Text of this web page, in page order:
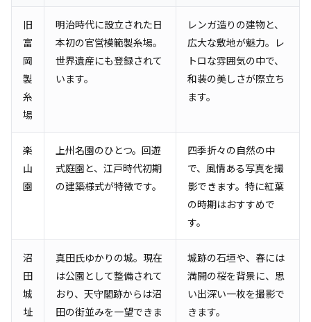
旧
富
岡
製
糸
場
明治時代に設立された日
本初の官営模範製糸場。
世界遺産にも登録されて
います。
レンガ造りの建物と、
広大な敷地が魅力。レ
トロな雰囲気の中で、
和装の美しさが際立ち
ます。
楽
山
園
上州名園のひとつ。回遊
式庭園と、江戸時代初期
の建築様式が特徴です。
四季折々の自然の中
で、風情ある写真を撮
影できます。特に紅葉
の時期はおすすめで
す。
沼
田
城
址
真田氏ゆかりの城。現在
は公園として整備されて
おり、天守閣跡からは沼
田の街並みを一望できま
城跡の石垣や、春には
満開の桜を背景に、思
い出深い一枚を撮影で
きます。